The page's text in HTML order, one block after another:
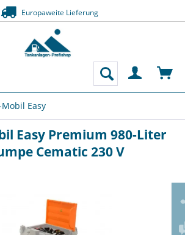
Europaweite Lieferung
Mobil Easy
Easy Premium 980-Liter
Cematic 230 V